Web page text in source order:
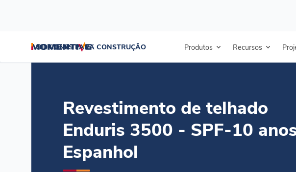
SILICONES PARA CONSTRUÇÃO Produtos Recursos
Início / Centro de documentos
Revestimento de telhado
Enduris 3500 - SPF-10
Espanhol